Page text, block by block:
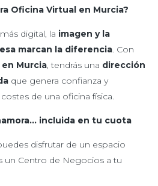
Oficina Virtual en Murcia?
digital, la imagen y la
marcan la diferencia. Con
Murcia, tendrás una dirección
que genera confianza y
de una oficina física.
incluida en tu cuota
disfrutar de un espacio
un Centro de Negocios a tu